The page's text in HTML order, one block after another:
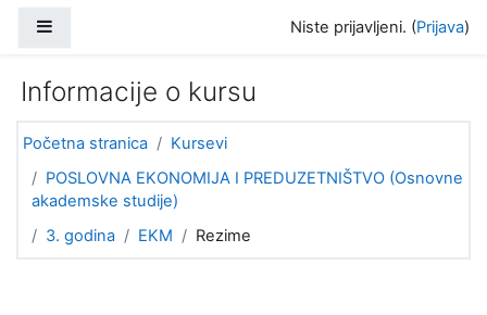
Niste prijavljeni. (Prijava)
Informacije o kursu
Početna stranica
Kursevi
POSLOVNA EKONOMIJA I PREDUZETNIŠTVO (Osnovne
akademske studije)
3. godina
EKM Rezime